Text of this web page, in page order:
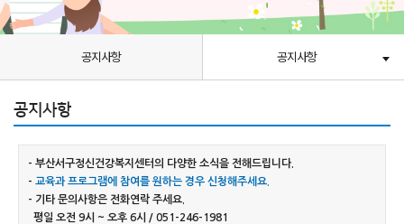
공지사항 공지사항
공지사항
- 부산서구정신건강복지센터의 다양한 소식을 전해드립니다.
- 교육과 프로그램에 참여를 원하는 경우 신청해주세요.
- 기타 문의사항은 전화연락 주세요.
평일 오전 9시 ~ 오후 6시 / 051-246-1981